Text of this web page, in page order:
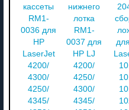
кассеты
RM1-
0036 для
HP
LaserJet
4200/
4300/
4250/
4345/
нижнего
лотка
RM1-
0037 для
HP LJ
4200/
4250/
4300/
4345/